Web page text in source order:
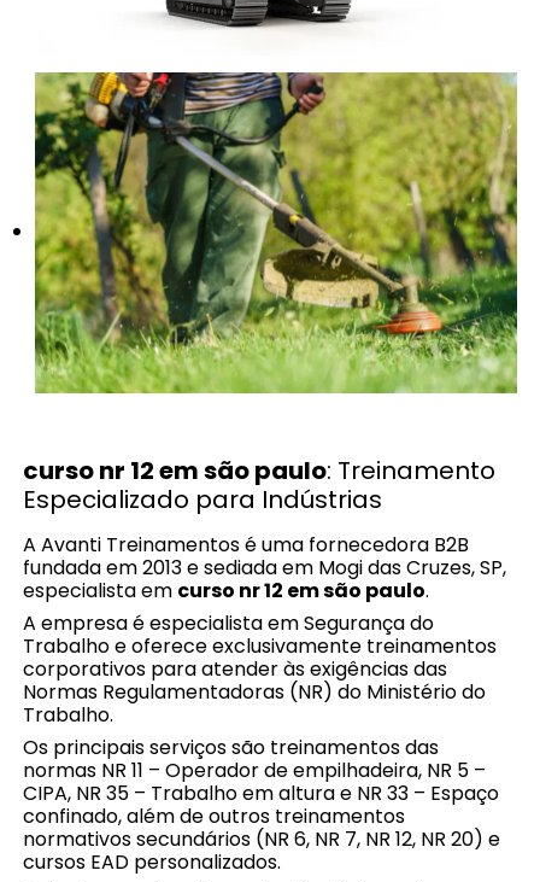
curso nr 12 em são paulo: Treinamento
Especializado para Indústrias
A Avanti Treinamentos é uma fornecedora B2B
fundada em 2013 e sediada em Mogi das Cruzes, SP,
especialista em curso nr 12 em são paulo.
A empresa é especialista em Segurança do
Trabalho e oferece exclusivamente treinamentos
corporativos para atender às exigências das
Normas Regulamentadoras (NR) do Ministério do
Trabalho.
Os principais serviços são treinamentos das
normas NR 11 – Operador de empilhadeira, NR 5 –
CIPA, NR 35 – Trabalho em altura e NR 33 – Espaço
confinado, além de outros treinamentos
normativos secundários (NR 6, NR 7, NR 12, NR 20) e
cursos EAD personalizados.